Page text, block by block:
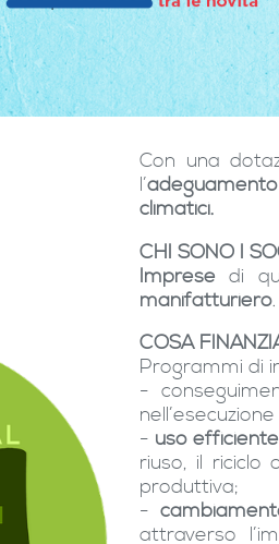
Con una
l’
climatici.
CHI SONO I
Imprese di
manifatturiero.
COSA
Programmi di
-
- uso
riuso, il riciclo
produttiva;
-
attraverso